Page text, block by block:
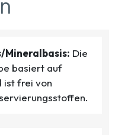
Mineralbasis: Die
basiert auf
ist frei von